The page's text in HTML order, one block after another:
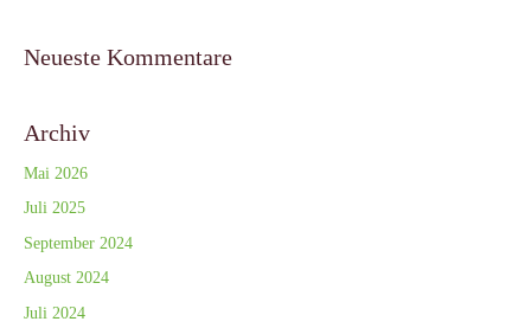
Neueste Kommentare
Archiv
Mai 2026
Juli 2025
September 2024
August 2024
Juli 2024